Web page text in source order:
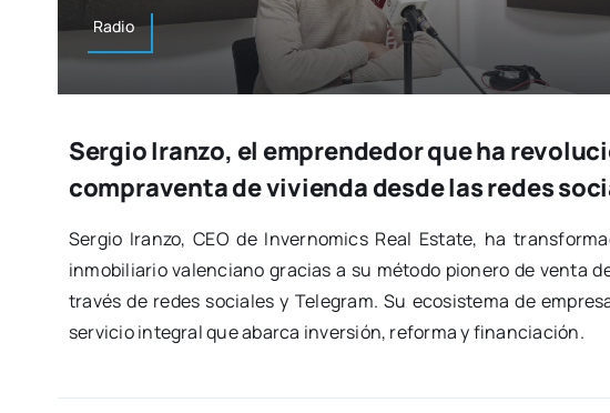
Radio
Sergio Iranzo, el emprendedor que ha
compraventa de vivienda desde las redes
Ser­gio Iran­zo, CEO de Inver­no­mics Real Esta­te, ha
inmo­bi­lia­rio valen­ciano gra­cias a su méto­do pio­ne­ro de ven­ta
tra­vés de redes socia­les y Tele­gram. Su eco­sis­te­ma de
ser­vi­cio inte­gral que abar­ca inver­sión, refor­ma y finan­cia­ción.